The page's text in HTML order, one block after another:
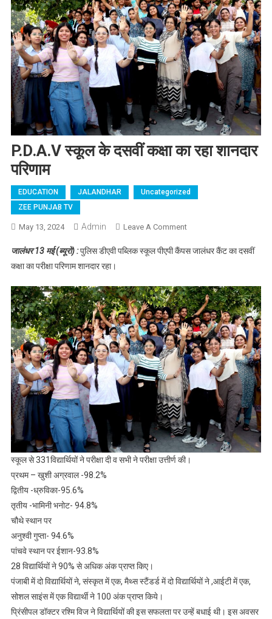
P.D.A.V स्कूल के दसवीं कक्षा का रहा शानदार
परिणाम
EDUCATION JALANDHAR
Uncategorized
ZEE PUNJAB TV
May 13, 2024 Admin Leave A CommentOn P.D.A.V स्कूल के
परिणाम
जालंधर 13 मई (ब्यूरो) :पुलिस डीएवी पब्लिक स्कूल पीएपी कैंपस जालंधर कैंट का दसवीं
कक्षा का परीक्षा परिणाम शानदार रहा।
स्कूल से 331विद्यार्थियों ने परीक्षा दी व सभी ने परीक्षा उत्तीर्ण की।
प्रथम – खुशी अग्रवाल -98.2%
द्वितीय -ध्रुविका-95.6%
तृतीय -भामिनी भनोट- 94.8%
चौथे स्थान पर
अनुश्वी गुप्ता- 94.6%
पांचवे स्थान पर ईशान-93.8%
28 विद्यार्थियों ने 90% से अधिक अंक प्राप्त किए।
पंजाबी में दो विद्यार्थियों ने, संस्कृत में एक, मैथ्स स्टैंडर्ड में दो विद्यार्थियों ने ,आईटी में एक,
सोशल साइंस में एक विद्यार्थी ने 100 अंक प्राप्त किये।
प्रिंसीपल डॉक्टर रश्मि विज ने विद्यार्थियों की इस सफलता पर उन्हें बधाई थी। इस अवसर